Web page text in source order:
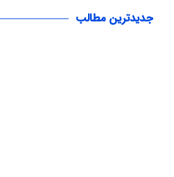
جدیدترین مطالب